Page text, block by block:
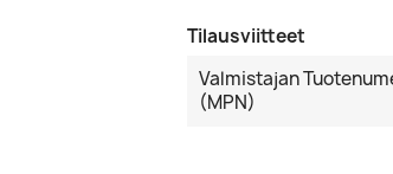
Tilausviitteet
Valmistajan
(MPN)